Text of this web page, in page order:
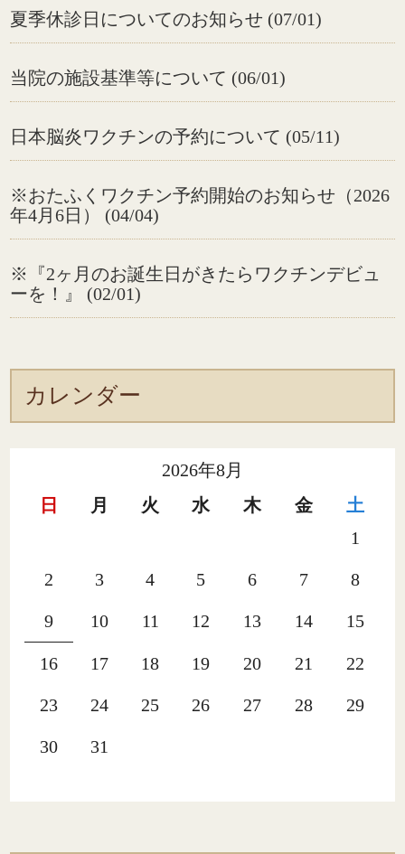
夏季休診日についてのお知らせ (07/01)
当院の施設基準等について (06/01)
日本脳炎ワクチンの予約について (05/11)
※おたふくワクチン予約開始のお知らせ（2026
年4月6日） (04/04)
※『2ヶ月のお誕生日がきたらワクチンデビュ
ーを！』 (02/01)
カレンダー
2026年8月
日
月 火 水 木 金
土
1
2 3 4 5 6 7 8
9 10 11 12 13 14 15
16 17 18 19 20 21 22
23 24 25 26 27 28 29
30 31